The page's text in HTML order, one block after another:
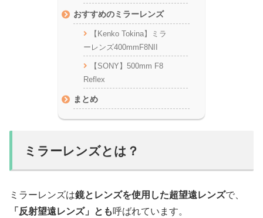
おすすめのミラーレンズ
【Kenko Tokina】ミラ
ーレンズ400mmF8NII
【SONY】500mm F8
Reflex
まとめ
ミラーレンズとは？
ミラーレンズは鏡とレンズを使用した超望遠レンズで、
「反射望遠レンズ」とも呼ばれています。